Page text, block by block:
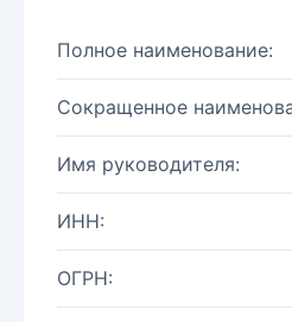
Полное наименование:
Сокращенное
Имя руководителя:
ИНН:
ОГРН: